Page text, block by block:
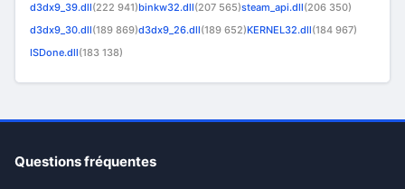
d3dx9_39.dll(222 941)binkw32.dll(207 565)steam_api.dll(206 350)
d3dx9_30.dll(189 869)d3dx9_26.dll(189 652)KERNEL32.dll(184 967)
ISDone.dll(183 138)
Questions fréquentes